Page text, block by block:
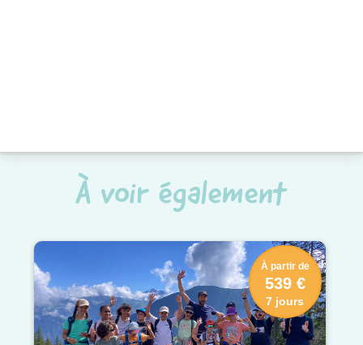
À voir également
À partir de
539 €
7 jours